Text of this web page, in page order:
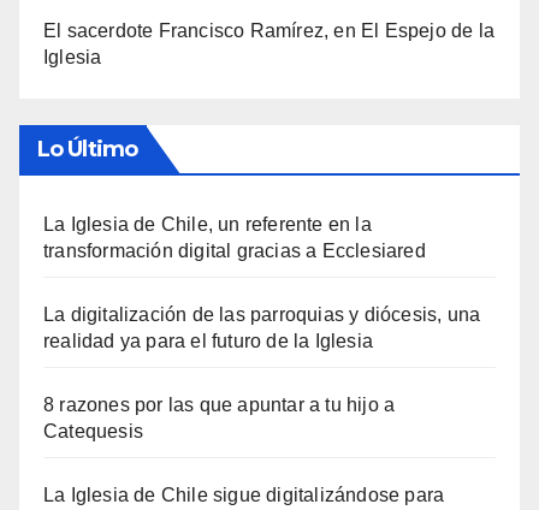
El sacerdote Francisco Ramírez, en El Espejo de la
Iglesia
Lo Último
La Iglesia de Chile, un referente en la
transformación digital gracias a Ecclesiared
La digitalización de las parroquias y diócesis, una
realidad ya para el futuro de la Iglesia
8 razones por las que apuntar a tu hijo a
Catequesis
La Iglesia de Chile sigue digitalizándose para